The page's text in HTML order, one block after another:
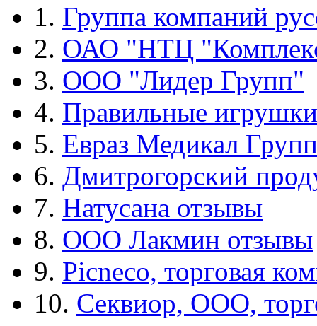
1. Группа компаний
2. ОАО "НТЦ
3. ООО "Лидер Групп"
4. Правильные игрушки
5. Евраз Медикал Групп
6. Дмитрогорский
7. Натусана отзывы
8. ООО Лакмин отзывы
9. Picneco, торговая
10. Секвиор, ООО,